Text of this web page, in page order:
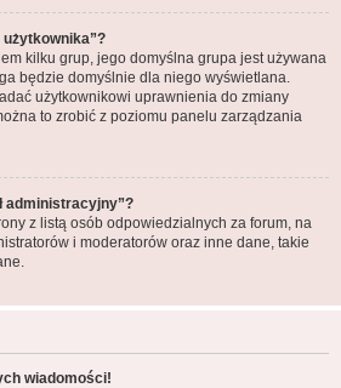
kilku grup, jego domyślna grupa jest używana
będzie domyślnie dla niego wyświetlana.
użytkownikowi uprawnienia do zmiany
to zrobić z poziomu panelu zarządzania
administracyjny”?
z listą osób odpowiedzialnych za forum, na
i moderatorów oraz inne dane, takie
wiadomości!